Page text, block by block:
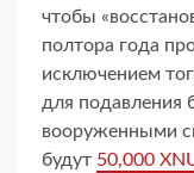
чтобы
полтора года
исключением
для подавления
вооруженными
будут 50,000